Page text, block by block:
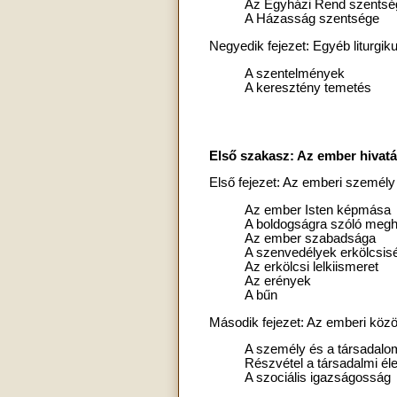
Az Egyházi Rend
A Házasság szentsége
Negyedik fejezet: Egyéb
A szentelmények
A keresztény temetés
Első szakasz: Az ember
Első fejezet: Az emberi
Az ember Isten képmása
A boldogságra szóló
Az ember szabadsága
A szenvedélyek
Az erkölcsi lelkiismeret
Az erények
A bűn
Második fejezet: Az emberi
A személy és a
Részvétel a társadalmi
A szociális igazságosság